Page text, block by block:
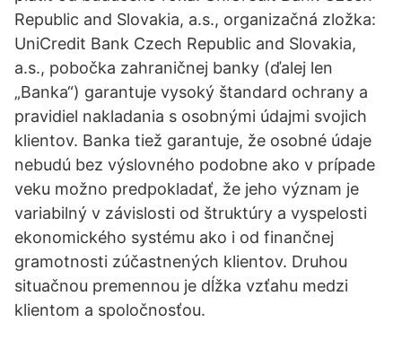
Republic and Slovakia, a.s., organizačná zložka:
UniCredit Bank Czech Republic and Slovakia,
a.s., pobočka zahraničnej banky (ďalej len
„Banka“) garantuje vysoký štandard ochrany a
pravidiel nakladania s osobnými údajmi svojich
klientov. Banka tiež garantuje, že osobné údaje
nebudú bez výslovného podobne ako v prípade
veku možno predpokladať, že jeho význam je
variabilný v závislosti od štruktúry a vyspelosti
ekonomického systému ako i od finančnej
gramotnosti zúčastnených klientov. Druhou
situačnou premennou je dĺžka vzťahu medzi
klientom a spoločnosťou.